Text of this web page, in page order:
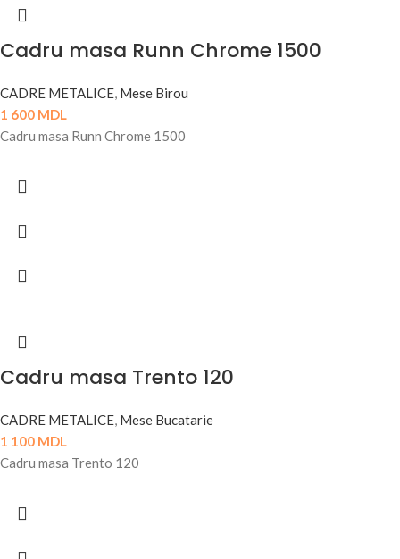
Cadru masa Runn Chrome 1500
CADRE METALICE, Mese Birou
1 600 MDL
Cadru masa Runn Chrome 1500
Cadru masa Trento 120
CADRE METALICE, Mese Bucatarie
1 100 MDL
Cadru masa Trento 120